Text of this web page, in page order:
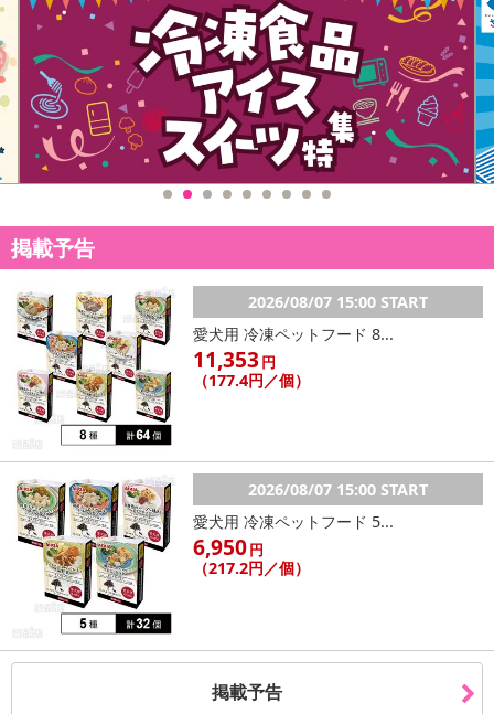
掲載予告
2026/08/07 15:00 START
愛犬用 冷凍ペットフード 8...
11,353円
（177.4円／個）
2026/08/07 15:00 START
愛犬用 冷凍ペットフード 5...
6,950円
（217.2円／個）
掲載予告